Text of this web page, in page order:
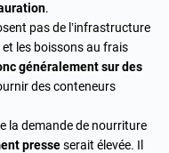
.
pas de l’infrastructure
les boissons au frais
généralement sur des
des conteneurs
la demande de nourriture
presseserait élevée. Il